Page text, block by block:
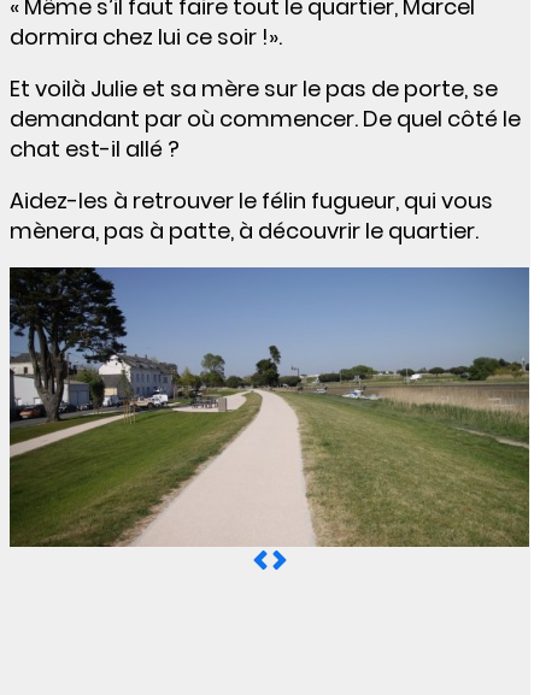
« Même s’il faut faire tout le quartier, Marcel
dormira chez lui ce soir !».
Et voilà Julie et sa mère sur le pas de porte, se
demandant par où commencer. De quel côté le
chat est-il allé ?
Aidez-les à retrouver le félin fugueur, qui vous
mènera, pas à patte, à découvrir le quartier.